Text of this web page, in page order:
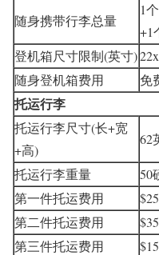
随身携带行李总量
1
+1
登机箱尺寸限制(英寸)
随身登机箱费用
免
托运行李
托运行李尺寸(长+宽
+高)
62
托运行李重量 50
第一件托运费用
$25
第二件托运费用
$35
第三件托运费用